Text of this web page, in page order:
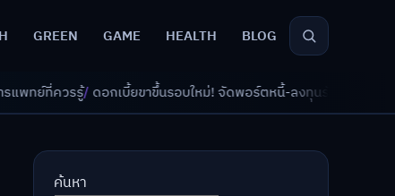
GREEN GAME HEALTH BLOG
าขึ้นรอบใหม่! จัดพอร์ตหนี้-ลงทุนรับมืออย่างไรดี?/AI จัดพอร์ตเกษียณ
ค้นหา